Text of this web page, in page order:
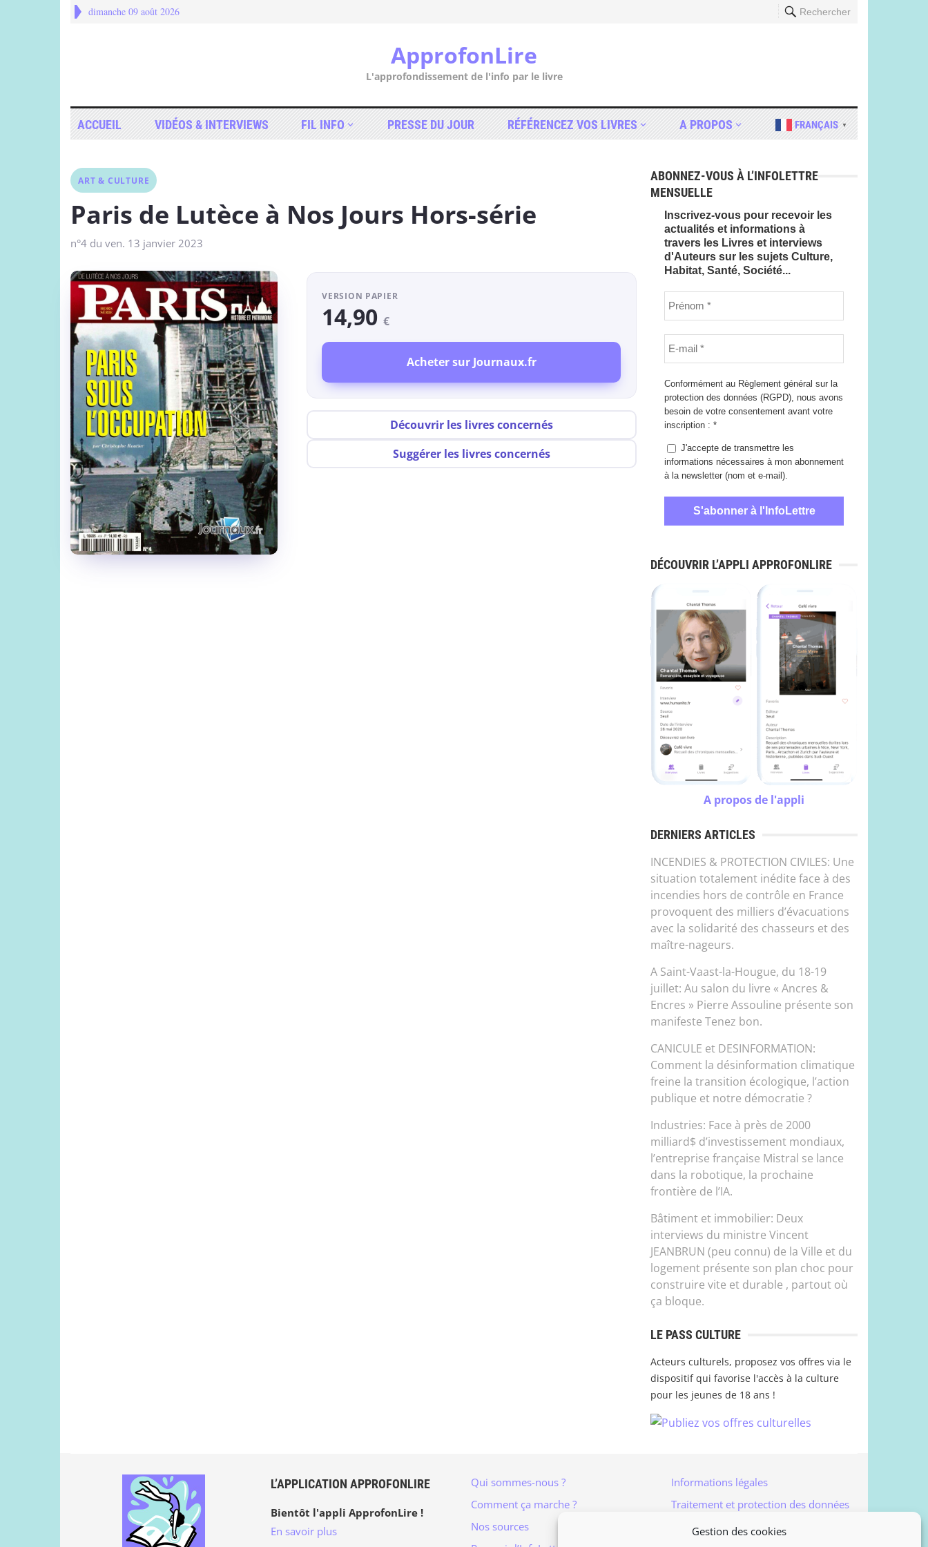
Gestion des cookies
dimanche 09 août 2026 Rechercher
ApprofonLire
L'approfondissement de l'info par le livre
ACCUEIL VIDÉOS & INTERVIEWS FIL INFO PRESSE DU JOUR RÉFÉRENCEZ VOS LIVRES A PROPOS FRANÇAIS ▼
ART & CULTURE
Paris de Lutèce à Nos Jours Hors-série
n°4 du ven. 13 janvier 2023
VERSION PAPIER
14,90€
Acheter sur Journaux.fr
Découvrir les livres concernés
Suggérer les livres concernés
ABONNEZ-VOUS À L’INFOLETTRE
MENSUELLE
Inscrivez-vous pour recevoir les
actualités et informations à
travers les Livres et interviews
d'Auteurs sur les sujets Culture,
Habitat, Santé, Société...
Conformément au Règlement général sur la
protection des données (RGPD), nous avons
besoin de votre consentement avant votre
inscription : *
J'accepte de transmettre les
informations nécessaires à mon abonnement
à la newsletter (nom et e-mail).
DÉCOUVRIR L’APPLI APPROFONLIRE
A propos de l'appli
DERNIERS ARTICLES
INCENDIES & PROTECTION CIVILES: Une
situation totalement inédite face à des
incendies hors de contrôle en France
provoquent des milliers d’évacuations
avec la solidarité des chasseurs et des
maître-nageurs.
A Saint-Vaast-la-Hougue, du 18-19
juillet: Au salon du livre « Ancres &
Encres » Pierre Assouline présente son
manifeste Tenez bon.
CANICULE et DESINFORMATION:
Comment la désinformation climatique
freine la transition écologique, l’action
publique et notre démocratie ?
Industries: Face à près de 2000
milliard$ d’investissement mondiaux,
l’entreprise française Mistral se lance
dans la robotique, la prochaine
frontière de l’IA.
Bâtiment et immobilier: Deux
interviews du ministre Vincent
JEANBRUN (peu connu) de la Ville et du
logement présente son plan choc pour
construire vite et durable , partout où
ça bloque.
LE PASS CULTURE
Acteurs culturels, proposez vos offres via le
dispositif qui favorise l'accès à la culture
pour les jeunes de 18 ans !
L’APPLICATION APPROFONLIRE
Bientôt l'appli ApprofonLire !
En savoir plus
Qui sommes-nous ?
Comment ça marche ?
Nos sources
Informations légales
Traitement et protection des données
Accès à vos données personnelles